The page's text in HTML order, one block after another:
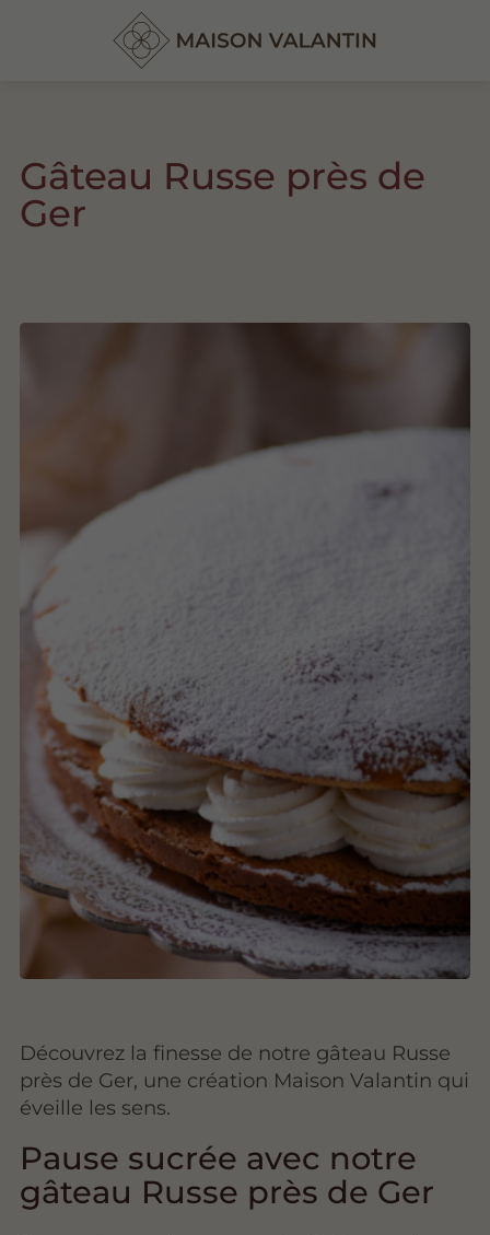
Gâteau Russe près de
Ger
Découvrez la finesse de notre gâteau Russe
près de Ger, une création Maison Valantin qui
éveille les sens.
Pause sucrée avec notre
gâteau Russe près de Ger